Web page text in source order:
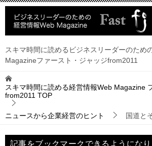
スキマ時間に読めるビジネスリーダーのため
Magazineファースト・ジャッジfrom2011
スキマ時間に読める経営情報Web Magazine
from2011 TOP
ニュースから企業経営のヒント 国道と
記事をブックマークできるようにな